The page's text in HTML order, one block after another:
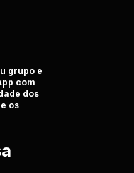
grupo e
com
dos
os